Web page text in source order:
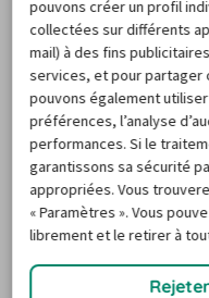
peuvent varier
que la demande
événements locaux.
baromètre des prix de
toujours à trouver le
meilleure offre pour la
Helsinki Rovaniemi
pouvons créer un profil
collectées sur différents
mail) à des fins
services, et pour partager
pouvons également
préférences, l’analyse
performances. Si le
garantissons sa sécurité
appropriées. Vous
« Paramètres ». Vous
librement et le retirer à